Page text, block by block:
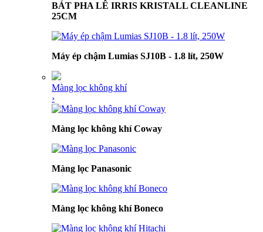
BÁT PHA LÊ IRRIS KRISTALL CLEANLINE
25CM
Máy ép chậm Lumias SJ10B - 1.8 lít, 250W
Màng lọc không khí
›
Màng lọc không khí Coway
Màng lọc Panasonic
Màng lọc không khí Boneco